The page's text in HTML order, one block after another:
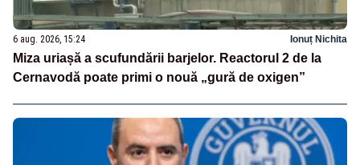
6 aug. 2026, 15:24 Ionuț Nichita
Miza uriașă a scufundării barjelor. Reactorul 2 de la
Cernavodă poate primi o nouă „gură de oxigen”